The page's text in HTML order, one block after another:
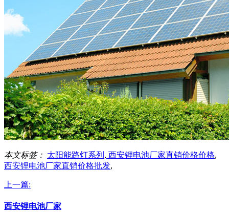
本文标签： 太阳能路灯系列 , 西安锂电池厂家直销价格价格,
西安锂电池厂家直销价格批发,
上一篇:
西安锂电池厂家